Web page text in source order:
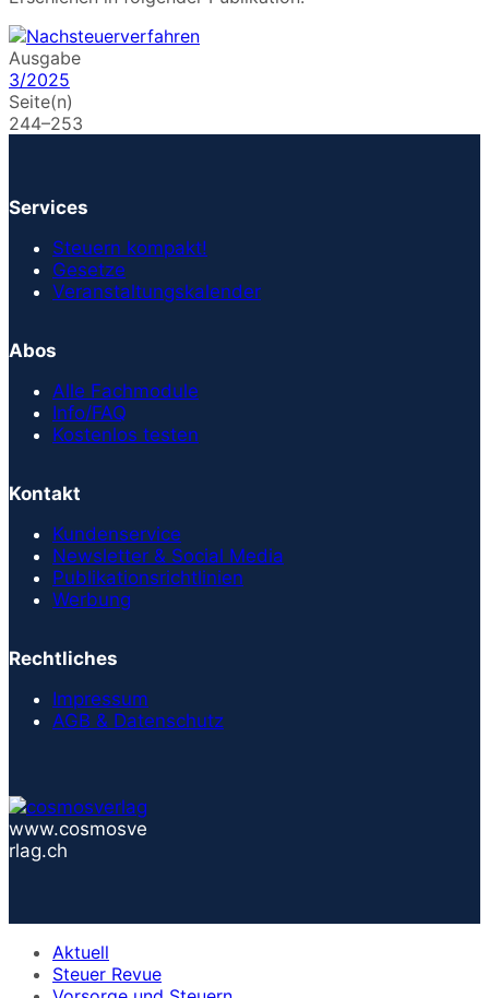
Ausgabe
3/2025
Seite(n)
244–253
Services
Steuern kompakt!
Gesetze
Veranstaltungskalender
Abos
Alle Fachmodule
Info/FAQ
Kostenlos testen
Kontakt
Kundenservice
Newsletter & Social Media
Publikationsrichtlinien
Werbung
Rechtliches
Impressum
AGB & Datenschutz
www.cosmosve
rlag.ch
Aktuell
Steuer Revue